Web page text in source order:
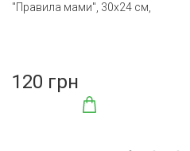
"Правила мами", 30х24 см,
120 грн